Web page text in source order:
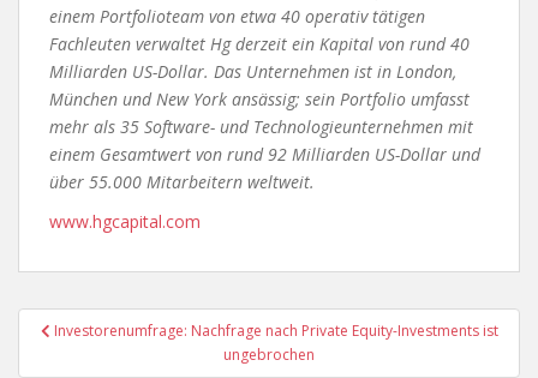
einem Portfolioteam von etwa 40 operativ tätigen
Fachleuten verwaltet Hg derzeit ein Kapital von rund 40
Milliarden US-Dollar. Das Unternehmen ist in London,
München und New York ansässig; sein Portfolio umfasst
mehr als 35 Software- und Technologieunternehmen mit
einem Gesamtwert von rund 92 Milliarden US-Dollar und
über 55.000 Mitarbeitern weltweit.
www.hgcapital.com
Beitragsnavigation
Investorenumfrage: Nachfrage nach Private Equity-Investments ist
ungebrochen